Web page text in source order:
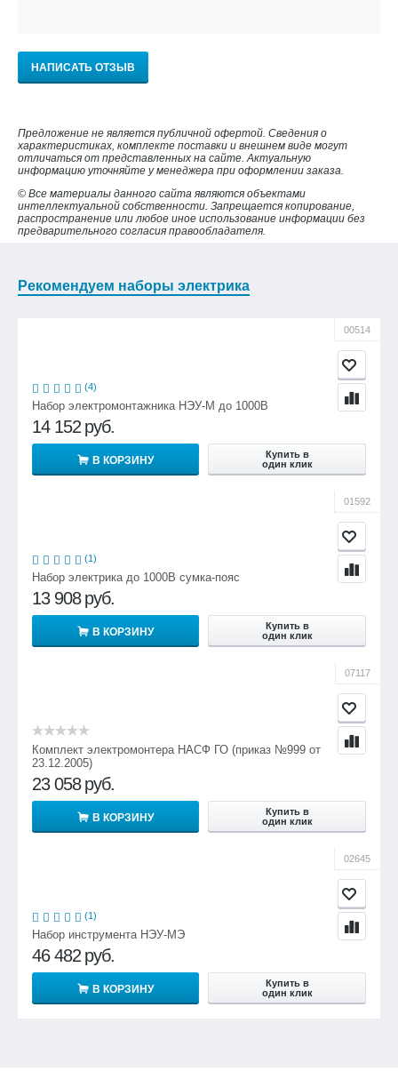
НАПИСАТЬ ОТЗЫВ
Предложение не является публичной офертой. Сведения о
характеристиках, комплекте поставки и внешнем виде могут
отличаться от представленных на сайте. Актуальную
информацию уточняйте у менеджера при оформлении заказа.
© Все материалы данного сайта являются объектами
интеллектуальной собственности. Запрещается копирование,
распространение или любое иное использование информации без
предварительного согласия правообладателя.
Рекомендуем наборы электрика
00514
(4)
Набор электромонтажника НЭУ-М до 1000В
14 152 руб.
В КОРЗИНУ
Купить в
один клик
01592
(1)
Набор электрика до 1000В сумка-пояс
13 908 руб.
В КОРЗИНУ
Купить в
один клик
07117
Комплект электромонтера НАСФ ГО (приказ №999 от
23.12.2005)
23 058 руб.
В КОРЗИНУ
Купить в
один клик
02645
(1)
Набор инструмента НЭУ-МЭ
46 482 руб.
В КОРЗИНУ
Купить в
один клик